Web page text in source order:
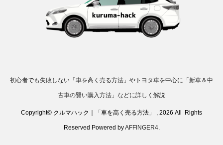
初心者でも失敗しない「車を高く売る方法」やトヨタ車を中心に「新車＆中
古車の賢い購入方法」などに詳しく解説
Copyright© クルマハック｜「車を高く売る方法」 , 2026 All Rights
Reserved Powered byAFFINGER4.